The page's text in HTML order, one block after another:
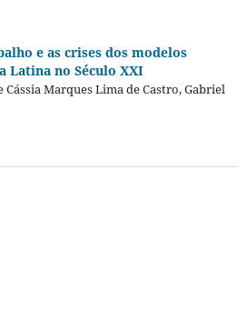
e as crises dos modelos
Latina no Século XXI
Cássia Marques Lima de Castro, Gabriel